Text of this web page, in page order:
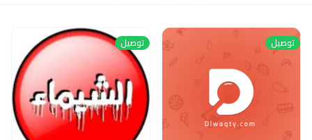
توصيل توصيل